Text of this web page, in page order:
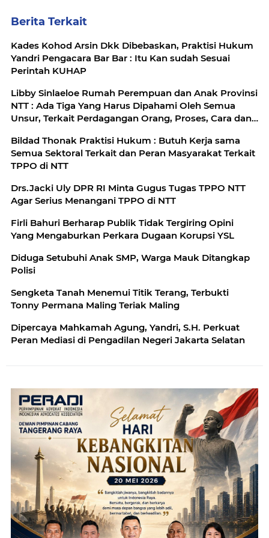
Berita Terkait
Kades Kohod Arsin Dkk Dibebaskan, Praktisi Hukum
Yandri Pengacara Bar Bar : Itu Kan sudah Sesuai
Perintah KUHAP
Libby Sinlaeloe Rumah Perempuan dan Anak Provinsi
NTT : Ada Tiga Yang Harus Dipahami Oleh Semua
Unsur, Terkait Perdagangan Orang, Proses, Cara dan
Bildad Thonak Praktisi Hukum : Butuh Kerja sama
Semua Sektoral Terkait dan Peran Masyarakat Terkait
TPPO di NTT
Drs.Jacki Uly DPR RI Minta Gugus Tugas TPPO NTT
Agar Serius Menangani TPPO di NTT
Firli Bahuri Berharap Publik Tidak Tergiring Opini
Yang Mengaburkan Perkara Dugaan Korupsi YSL
Diduga Setubuhi Anak SMP, Warga Mauk Ditangkap
Polisi
Sengketa Tanah Menemui Titik Terang, Terbukti
Tonny Permana Maling Teriak Maling
Dipercaya Mahkamah Agung, Yandri, S.H. Perkuat
Peran Mediasi di Pengadilan Negeri Jakarta Selatan